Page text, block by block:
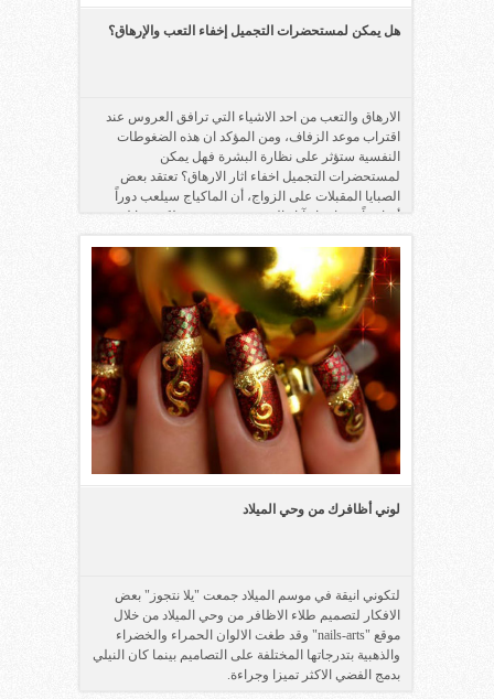
هل يمكن لمستحضرات التجميل إخفاء التعب والإرهاق؟
الارهاق والتعب من احد الاشياء التي ترافق العروس عند
اقتراب موعد الزفاف، ومن المؤكد ان هذه الضغوطات
النفسية ستؤثر على نظارة البشرة فهل يمكن
لمستحضرات التجميل اخفاء اثار الارهاق؟ تعتقد بعض
الصبايا المقبلات على الزواج، أن الماكياج سيلعب دوراً
أساسياً فى إخفاء آثار التعب عن وجوههن، لكن هذا ليس ...
لوني أظافرك من وحي الميلاد
لتكوني انيقة في موسم الميلاد جمعت "يلا نتجوز" بعض
الافكار لتصميم طلاء الاظافر من وحي الميلاد من خلال
موقع "nails-arts" وقد طغت الالوان الحمراء والخضراء
والذهبية بتدرجاتها المختلفة على التصاميم بينما كان النيلي
بدمج الفضي الاكثر تميزا وجراءة.